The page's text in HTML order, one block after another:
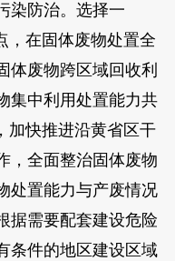
防治。选择一
，在固体废物处置全
体废物跨区域回收利
集中利用处置能力共
加快推进沿黄省区干
，全面整治固体废物
处置能力与产废情况
据需要配套建设危险
条件的地区建设区域